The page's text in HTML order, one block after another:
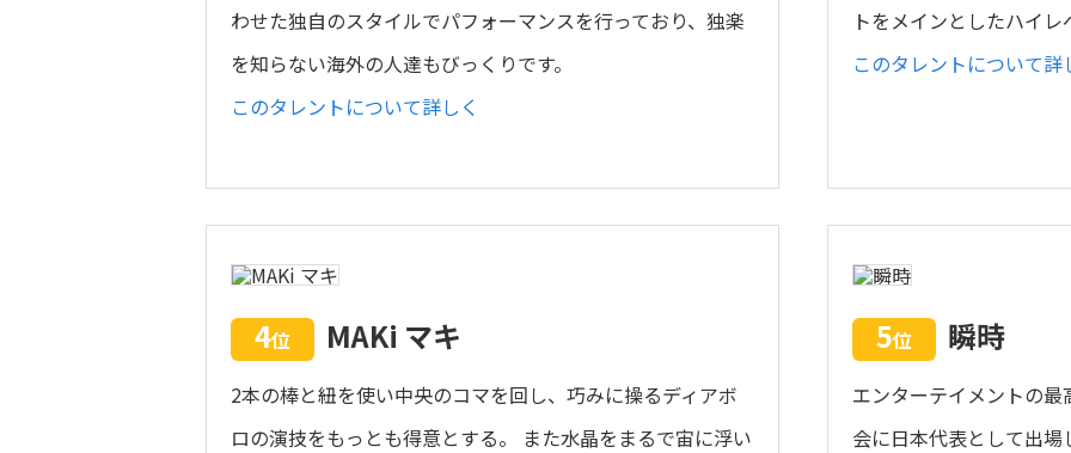
わせた独自のスタイルでパフォーマンスを行っており、独楽
を知らない海外の人達もびっくりです。
このタレントについて詳しく
トをメインとしたハイレ
このタレントについて詳
4位 MAKi マキ
2本の棒と紐を使い中央のコマを回し、巧みに操るディアボ
ロの演技をもっとも得意とする。 また水晶をまるで宙に浮い
5位 瞬時
エンターテイメントの
会に日本代表として出